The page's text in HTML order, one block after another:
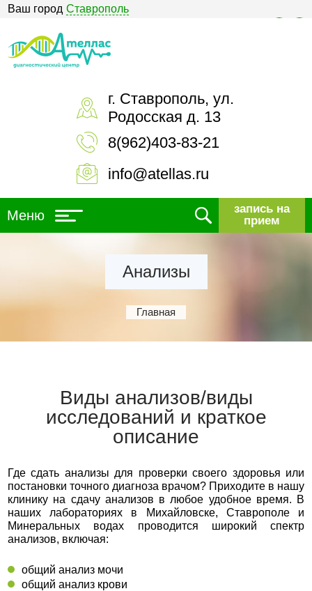
Ваш город Ставрополь
г. Ставрополь, ул.
Родосская д. 13
8(962)403-83-21
info@atellas.ru
Меню
запись на
прием
Анализы
Главная
Виды анализов/виды
исследований и краткое
описание
Где сдать анализы для проверки своего здоровья или
постановки точного диагноза врачом? Приходите в нашу
клинику на сдачу анализов в любое удобное время. В
наших лабораториях в Михайловске, Ставрополе и
Минеральных водах проводится широкий спектр
анализов, включая:
общий анализ мочи
общий анализ крови